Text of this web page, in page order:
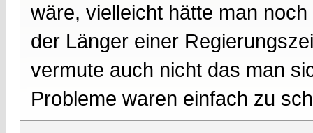
wäre, vielleicht hätte man
der Länger einer
vermute auch nicht das man
Probleme waren einfach zu